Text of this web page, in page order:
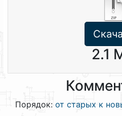
2.1
Порядок: от старых к